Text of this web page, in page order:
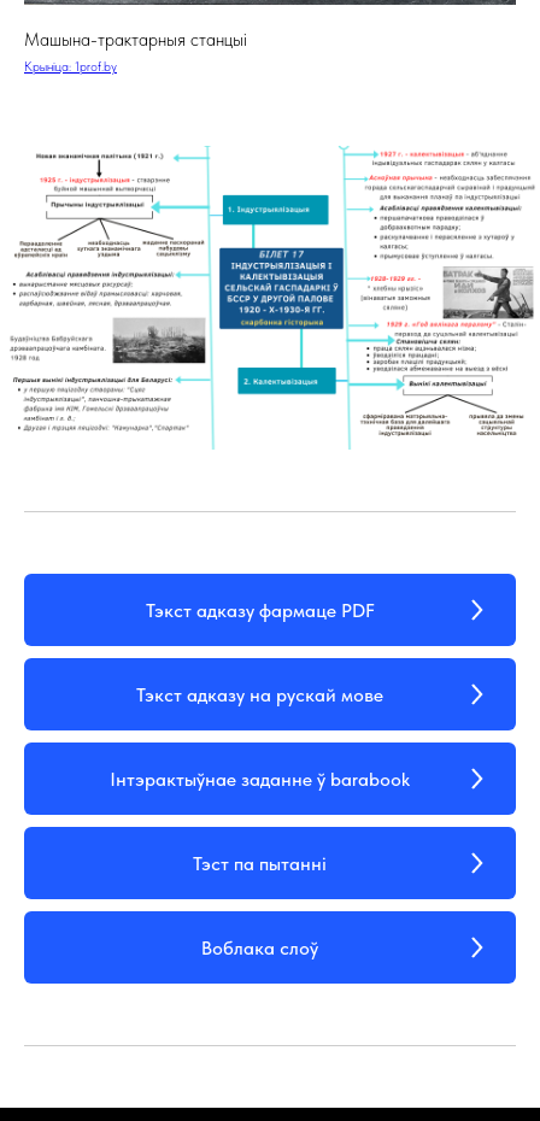
Машына-трактарныя станцыі
Крыніца: 1prof.by
Тэкст адказу фармаце PDF
Тэкст адказу на рускай мове
Інтэрактыўнае заданне ў barabook
Тэст па пытанні
Воблака слоў